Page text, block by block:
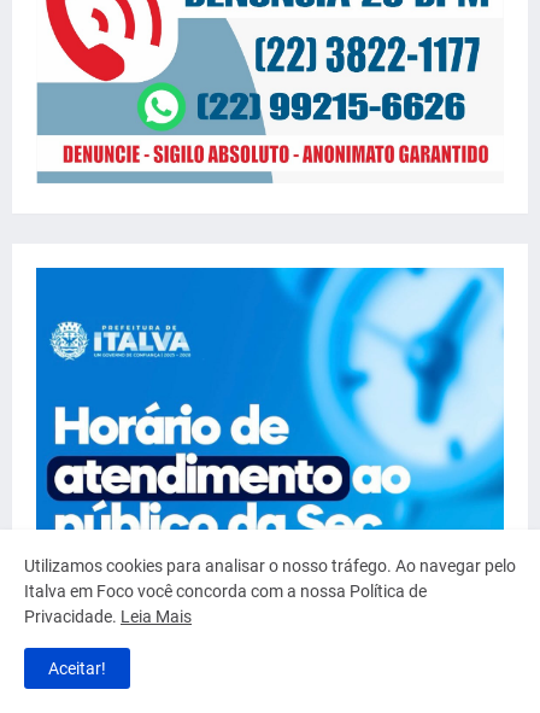
Utilizamos cookies para analisar o nosso tráfego. Ao navegar pelo
Italva em Foco você concorda com a nossa Política de
Privacidade. Leia Mais
Aceitar!